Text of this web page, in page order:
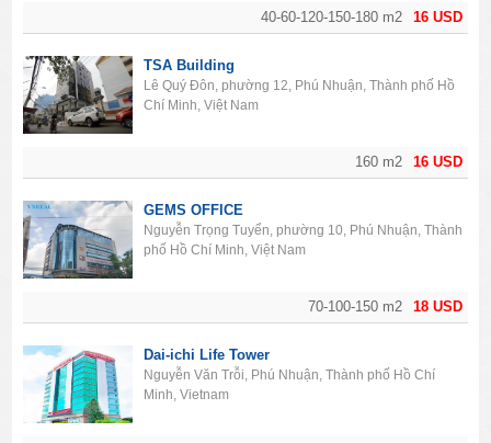
16 USD
40-60-120-150-180 m2
16 USD
160 m2
TSA Building
Lê Quý Đôn, phường 12, Phú Nhuận, Thành phố Hồ
Chí Minh, Việt Nam
18 USD
70-100-150 m2
GEMS OFFICE
Nguyễn Trọng Tuyển, phường 10, Phú Nhuận, Thành
phố Hồ Chí Minh, Việt Nam
Dai-ichi Life Tower
Nguyễn Văn Trỗi, Phú Nhuận, Thành phố Hồ Chí
Minh, Vietnam